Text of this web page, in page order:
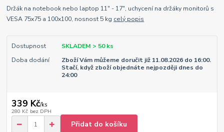
Držák na notebook nebo laptop 11" - 17", uchycení na držáky monitorů s
VESA 75x75 a 100x100, nosnost 5 kg celý popis
Dostupnost
SKLADEM > 50 ks
Doba dodání
Zboží Vám můžeme doručit již 11.08.2026 do 16:00.
Stačí, když zboží objednáte nejpozději dnes do
24:00
339 Kč/ks
280 Kč bez DPH
Přidat do košíku